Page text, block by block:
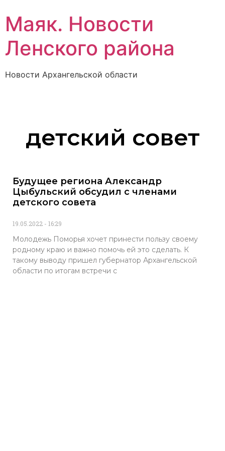
Маяк. Новости
Ленского района
Новости Архангельской области
детский совет
Будущее региона Александр
Цыбульский обсудил с членами
детского совета
19.05.2022 16:29
Молодежь Поморья хочет принести пользу своему
родному краю и важно помочь ей это сделать. К
такому выводу пришел губернатор Архангельской
области по итогам встречи с